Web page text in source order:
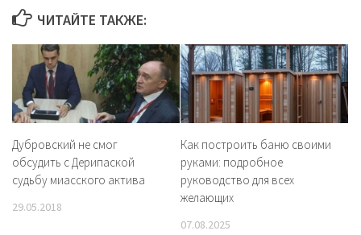
ЧИТАЙТЕ ТАКЖЕ:
Дубровский не смог
обсудить с Дерипаской
судьбу миасского актива
29.05.2018
Как построить баню своими
руками: подробное
руководство для всех
желающих
07.08.2025